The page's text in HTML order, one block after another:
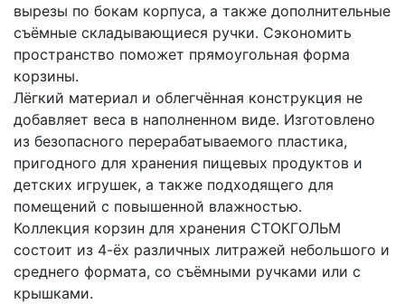
вырезы по бокам корпуса, а также дополнительные
съёмные складывающиеся ручки. Сэкономить
пространство поможет прямоугольная форма
корзины.
Лёгкий материал и облегчённая конструкция не
добавляет веса в наполненном виде. Изготовлено
из безопасного перерабатываемого пластика,
пригодного для хранения пищевых продуктов и
детских игрушек, а также подходящего для
помещений с повышенной влажностью.
Коллекция корзин для хранения СТОКГОЛЬМ
состоит из 4-ёх различных литражей небольшого и
среднего формата, со съёмными ручками или с
крышками.